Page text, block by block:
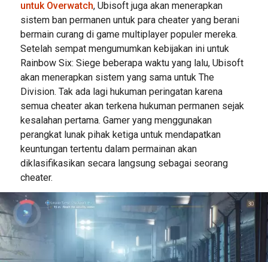
untuk Overwatch, Ubisoft juga akan menerapkan
sistem ban permanen untuk para cheater yang berani
bermain curang di game multiplayer populer mereka.
Setelah sempat mengumumkan kebijakan ini untuk
Rainbow Six: Siege beberapa waktu yang lalu, Ubisoft
akan menerapkan sistem yang sama untuk The
Division. Tak ada lagi hukuman peringatan karena
semua cheater akan terkena hukuman permanen sejak
kesalahan pertama. Gamer yang menggunakan
perangkat lunak pihak ketiga untuk mendapatkan
keuntungan tertentu dalam permainan akan
diklasifikasikan secara langsung sebagai seorang
cheater.